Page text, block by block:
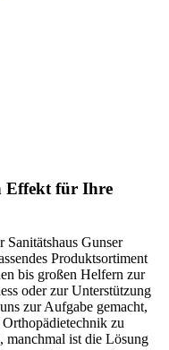
Effekt für Ihre
Sanitätshaus Gunser
Produktsortiment
bis großen Helfern zur
oder zur Unterstützung
zur Aufgabe gemacht,
zu
manchmal ist die Lösung